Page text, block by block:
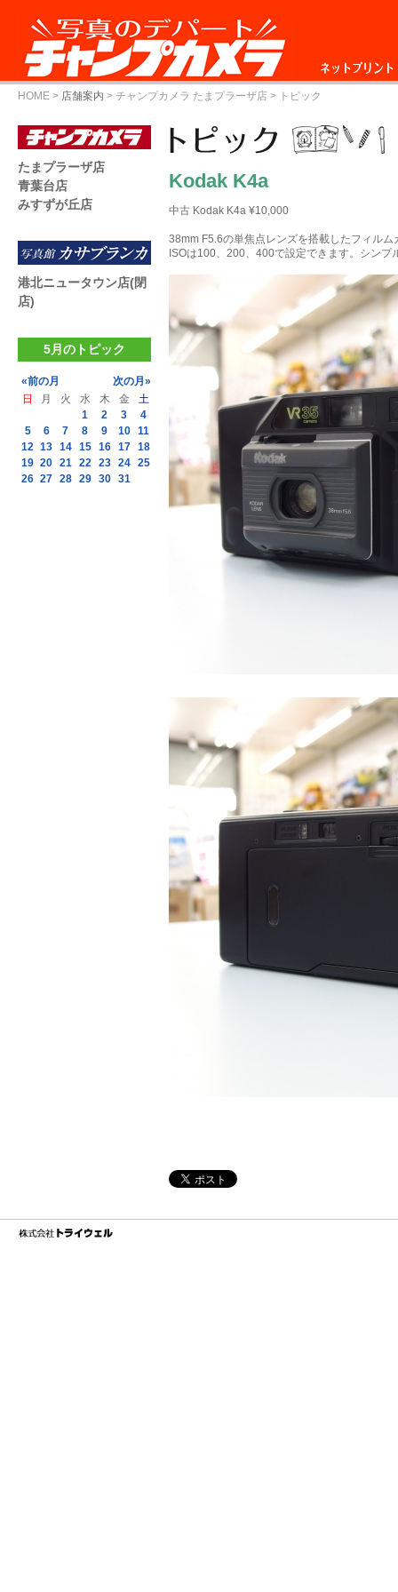
ネットプリント
HOME > 店舗案内 > チャンプカメラ たまプラーザ店 > トピック
Kodak K4a
中古 Kodak K4a ¥10,000
38mm F5.6の単焦点レンズを搭載したフィルム
ISOは100、200、400で設定できます。シンプ
たまプラーザ店
青葉台店
みすずが丘店
港北ニュータウン店(閉
店)
5月のトピック
«前の月
次の月»
日
月 火 水 木 金
土
1
2 3
4
5
6 7 8 9 10
11
12 13 14 15 16 17 18
19 20 21 22 23 24 25
26 27 28 29 30 31